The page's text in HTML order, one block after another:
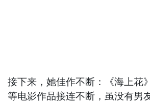
接下来，她佳作不断：《海上花
等电影作品接连不断，虽没有男